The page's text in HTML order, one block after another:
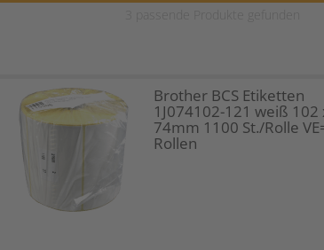
Brother BCS Etiketten
1J074102-121 weiß 102
74mm 1100 St./Rolle
Rollen